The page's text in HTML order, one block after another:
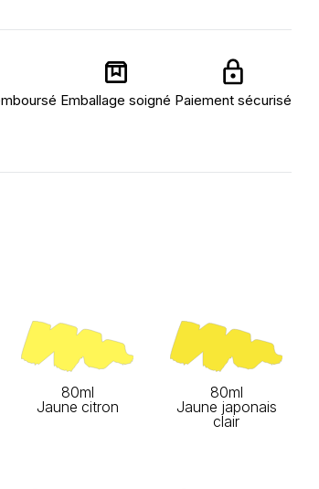
Emballage soigné Paiement sécurisé
80ml
Jaune citron
80ml
Jaune japonais
clair